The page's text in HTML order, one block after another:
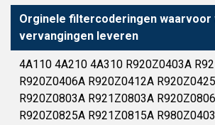
Orginele filtercoderingen waarvoor
vervangingen leveren
4A110 4A210 4A310 R920Z0403A
R920Z0406A R920Z0412A
R920Z0803A R921Z0803A
R920Z0825A R921Z0815A